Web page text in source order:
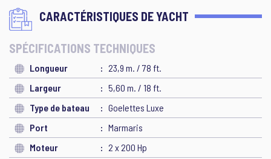
CARACTÉRISTIQUES DE YACHT
SPÉCIFICATIONS TECHNIQUES
Longueur
23,9 m. / 78 ft.
Largeur
5,60 m. / 18 ft.
Type de bateau
Goelettes Luxe
Port
Marmaris
Moteur
2 x 200 Hp